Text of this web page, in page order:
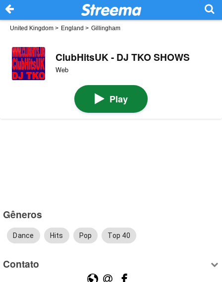
United Kingdom > England > Gillingham
ClubHitsUK - DJ TKO SHOWS
Web
Play
Gêneros
Dance Hits Pop Top 40
Contato